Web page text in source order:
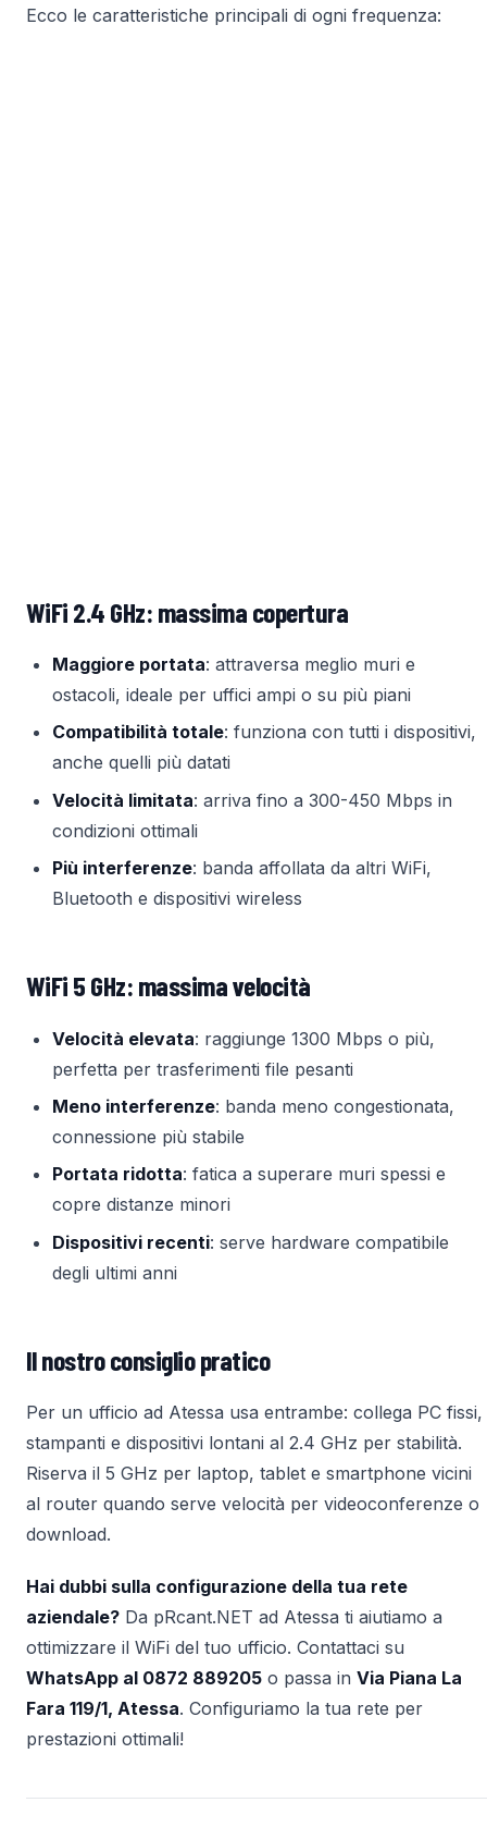
Ecco le caratteristiche principali di ogni frequenza:
WiFi 2.4 GHz: massima copertura
Maggiore portata: attraversa meglio muri e
ostacoli, ideale per uffici ampi o su più piani
Compatibilità totale: funziona con tutti i dispositivi,
anche quelli più datati
Velocità limitata: arriva fino a 300-450 Mbps in
condizioni ottimali
Più interferenze: banda affollata da altri WiFi,
Bluetooth e dispositivi wireless
WiFi 5 GHz: massima velocità
Velocità elevata: raggiunge 1300 Mbps o più,
perfetta per trasferimenti file pesanti
Meno interferenze: banda meno congestionata,
connessione più stabile
Portata ridotta: fatica a superare muri spessi e
copre distanze minori
Dispositivi recenti: serve hardware compatibile
degli ultimi anni
Il nostro consiglio pratico
Per un ufficio ad Atessa usa entrambe: collega PC fissi,
stampanti e dispositivi lontani al 2.4 GHz per stabilità.
Riserva il 5 GHz per laptop, tablet e smartphone vicini
al router quando serve velocità per videoconferenze o
download.
Hai dubbi sulla configurazione della tua rete
aziendale? Da pRcant.NET ad Atessa ti aiutiamo a
ottimizzare il WiFi del tuo ufficio. Contattaci su
WhatsApp al 0872 889205 o passa in Via Piana La
Fara 119/1, Atessa. Configuriamo la tua rete per
prestazioni ottimali!